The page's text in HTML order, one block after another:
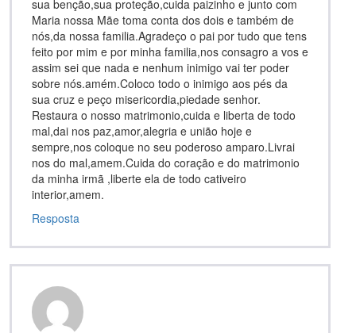
sua benção,sua proteção,cuida paizinho e junto com
Maria nossa Mãe toma conta dos dois e também de
nós,da nossa familia.Agradeço o pai por tudo que tens
feito por mim e por minha familia,nos consagro a vos e
assim sei que nada e nenhum inimigo vai ter poder
sobre nós.amém.Coloco todo o inimigo aos pés da
sua cruz e peço misericordia,piedade senhor.
Restaura o nosso matrimonio,cuida e liberta de todo
mal,dai nos paz,amor,alegria e união hoje e
sempre,nos coloque no seu poderoso amparo.Livrai
nos do mal,amem.Cuida do coração e do matrimonio
da minha irmã ,liberte ela de todo cativeiro
interior,amem.
Resposta